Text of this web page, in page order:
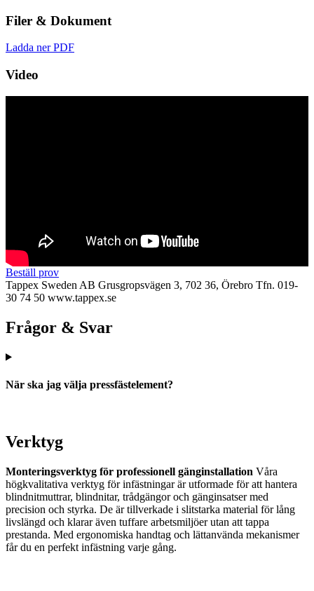
Filer & Dokument
Ladda ner PDF
Video
Beställ prov
Tappex Sweden AB Grusgropsvägen 3, 702 36, Örebro Tfn. 019-
30 74 50 www.tappex.se
Frågor & Svar
När ska jag välja pressfästelement?
Verktyg
Monteringsverktyg för professionell gänginstallation Våra
högkvalitativa verktyg för infästningar är utformade för att hantera
blindnitmuttrar, blindnitar, trådgängor och gänginsatser med
precision och styrka. De är tillverkade i slitstarka material för lång
livslängd och klarar även tuffare arbetsmiljöer utan att tappa
prestanda. Med ergonomiska handtag och lättanvända mekanismer
får du en perfekt infästning varje gång.